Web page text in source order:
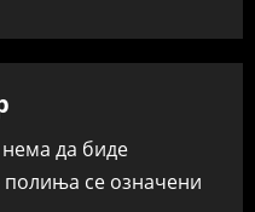
да биде
се означени